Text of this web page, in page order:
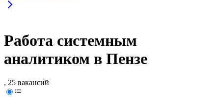
Работа системным
аналитиком в Пензе
, 25 вакансий